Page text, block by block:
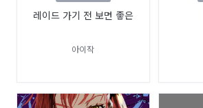
레이드 가기 전 보면 좋은
아이작